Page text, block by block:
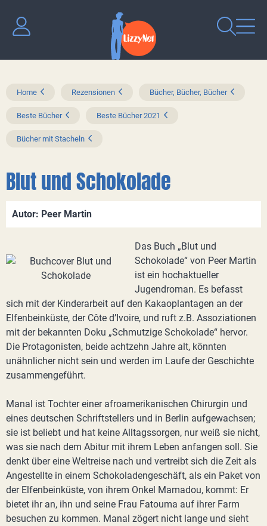
Home Rezensionen Bücher, Bücher, Bücher
Beste Bücher Beste Bücher 2021
Bücher mit Stacheln
Blut und Schokolade
Autor: Peer Martin
Das Buch „Blut und
Schokolade“ von Peer Martin
ist ein hochaktueller
Jugendroman. Es befasst
sich mit der Kinderarbeit auf den Kakaoplantagen an der
Elfenbeinküste, der Côte d’Ivoire, und ruft z.B. Assoziationen
mit der bekannten Doku „Schmutzige Schokolade“ hervor.
Die Protagonisten, beide achtzehn Jahre alt, könnten
unähnlicher nicht sein und werden im Laufe der Geschichte
zusammengeführt.
Manal ist Tochter einer afroamerikanischen Chirurgin und
eines deutschen Schriftstellers und in Berlin aufgewachsen;
sie ist beliebt und hat keine Alltagssorgen, nur weiß sie nicht,
was sie nach dem Abitur mit ihrem Leben anfangen soll. Sie
denkt über eine Weltreise nach und vertreibt sich die Zeit als
Angestellte in einem Schokoladengeschäft, als ein Paket von
der Elfenbeinküste, von ihrem Onkel Mamadou, kommt: Er
bietet ihr an, ihn und seine Frau Fatouma auf ihrer Farm
besuchen zu kommen. Manal zögert nicht lange und sieht